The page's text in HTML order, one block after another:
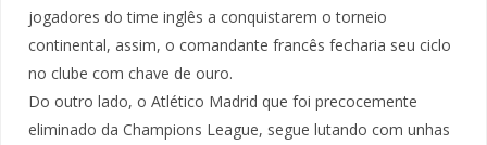
jogadores do time inglês a conquistarem o torneio
continental, assim, o comandante francês fecharia seu ciclo
no clube com chave de ouro.
Do outro lado, o Atlético Madrid que foi precocemente
eliminado da Champions League, segue lutando com unhas